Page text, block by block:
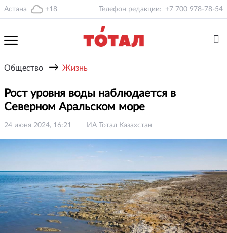
Астана +18 Телефон редакции: +7 700 978-78-54
Общество → Жизнь
Рост уровня воды наблюдается в
Северном Аральском море
24 июня 2024, 16:21 ИА Тотал Казахстан